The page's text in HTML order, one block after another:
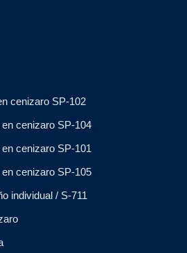
cenizaro SP-102
cenizaro SP-104
cenizaro SP-101
cenizaro SP-105
individual / S-711